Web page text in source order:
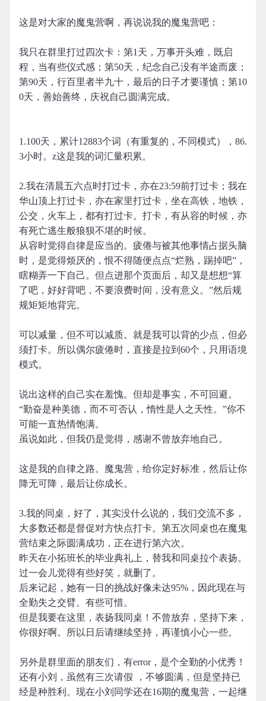
这是对大家的魔鬼营啊，再说说我的魔鬼营吧：
我只在群里打过四次卡：第1天，万事开头难，既启
程，当有些仪式感；第50天，纪念自己没有半途而废；
第90天，行百里者半九十，最后的日子才要谨慎；第10
0天，善始善终，庆祝自己圆满完成。
1.100天，累计12883个词（有重复的，不同模式），86.
3小时。z这是我的词汇量积累。
2.我在清晨五六点时打过卡，亦在23:59前打过卡；我在
华山顶上打过卡，亦在家里打过卡，坐在高铁，地铁，
公交，火车上，都有打过卡。打卡，有从容的时候，亦
有死亡逃生般狼狈不堪的时候。
从容时觉得自律是应当的。疲倦与被其他事情占据头脑
时，是觉得烦厌的，恨不得随便点点“烂熟，踢掉吧”，
瞎糊弄一下自己。但点进那个页面后，却又是想想“算
了吧，好好背吧，不要浪费时间，没有意义。”然后规
规矩矩地背完。
可以减量，但不可以减质。就是我可以背的少点，但必
须打卡。所以偶尔疲倦时，直接是拉到60个，只用语境
模式。
说出这样的自己实在羞愧。但却是事实，不可回避。
“勤奋是种美德，而不可否认，惰性是人之天性。”你不
可能一直热情饱满。
虽说如此，但我仍是觉得，感谢不曾放弃地自己。
这是我的自律之路。魔鬼营，给你定好标准，然后让你
降无可降，最后让你成长。
3.我的同桌，好了，其实没什么说的，我们交流不多，
大多数还都是督促对方快点打卡。第五次同桌也在魔鬼
营结束之际圆满成功，正在进行第六次。
昨天在小拓班长的毕业典礼上，替我和同桌拉个表扬。
过一会儿觉得有些好笑，就删了。
后来记起，她有一日的挑战好像未达95%，因此现在与
全勤失之交臂。有些可惜。
但是我要在这里，表扬我同桌！不曾放弃，坚持下来，
你很好啊。所以日后请继续坚持，再谨慎小心一些。
另外是群里面的朋友们，有error，是个全勤的小优秀！
还有小刘，虽然有三次请假 ，不够圆满，但是坚持已
经是种胜利。现在小刘同学还在16期的魔鬼营，一起继